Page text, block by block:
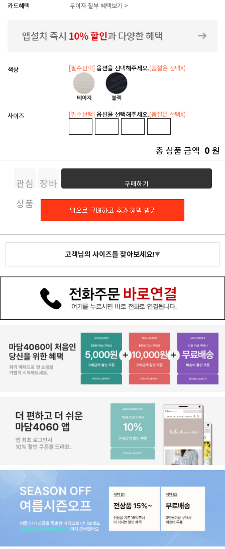
카드혜택
무이자 할부 혜택보기 >
색상 [필수선택] 옵션을 선택해주세요.(품절은 선택X)
사이즈 [필수선택] 옵션을 선택해주세요.(품절은 선택X)
총 상품 금액 0 원
관심
상품
장바
구니
구매하기
고객님의 사이즈를 찾아보세요!▼